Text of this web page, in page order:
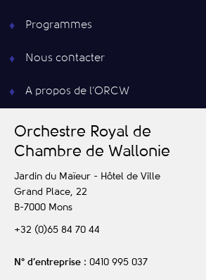
Programmes
Nous contacter
A propos de l’ORCW
Orchestre Royal de
Chambre de Wallonie
Jardin du Maïeur - Hôtel de Ville
Grand Place, 22
B-7000 Mons
+32 (0)65 84 70 44
N° d’entreprise : 0410 995 037